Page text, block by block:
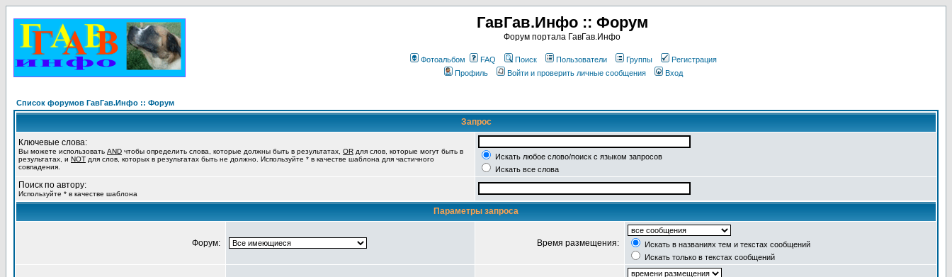
ГавГав.Инфо :: Форум
Форум портала ГавГав.Инфо
Фотоальбом FAQ Поиск Пользователи Группы
Регистрация
Профиль
Войти и проверить личные сообщения Вход
Список форумов ГавГав.Инфо :: Форум
Запрос
Ключевые слова:
Вы можете использовать AND чтобы определить слова, которые должны быть в результатах, OR для слов, которые могут быть в
результатах, и NOT для слов, которых в результатах быть не должно. Используйте * в качестве шаблона для частичного
совпадения.
Искать любое слово/поиск с языком запросов
Искать все слова
Поиск по автору:
Используйте * в качестве шаблона
Параметры запроса
Форум: Время размещения:
Искать в названиях тем и текстах сообщений
Искать только в текстах сообщений